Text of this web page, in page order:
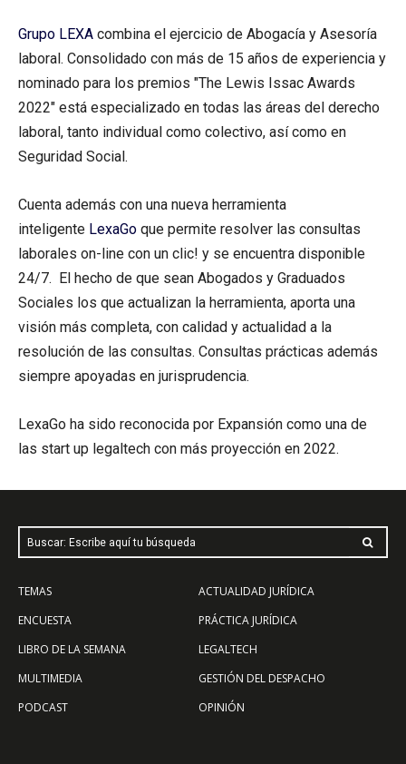
Grupo LEXA combina el ejercicio de Abogacía y Asesoría
laboral. Consolidado con más de 15 años de experiencia y
nominado para los premios "The Lewis Issac Awards
2022" está especializado en todas las áreas del derecho
laboral, tanto individual como colectivo, así como en
Seguridad Social.
Cuenta además con una nueva herramienta
inteligente LexaGo que permite resolver las consultas
laborales on-line con un clic! y se encuentra disponible
24/7. El hecho de que sean Abogados y Graduados
Sociales los que actualizan la herramienta, aporta una
visión más completa, con calidad y actualidad a la
resolución de las consultas. Consultas prácticas además
siempre apoyadas en jurisprudencia.
LexaGo ha sido reconocida por Expansión como una de
las start up legaltech con más proyección en 2022.
Buscar: Escribe aquí tu búsqueda
TEMAS
ENCUESTA
LIBRO DE LA SEMANA
MULTIMEDIA
PODCAST
ACTUALIDAD JURÍDICA
PRÁCTICA JURÍDICA
LEGALTECH
GESTIÓN DEL DESPACHO
OPINIÓN